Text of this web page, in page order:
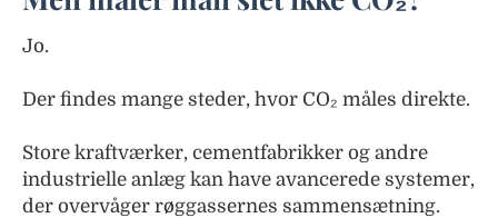
Jo.
Der findes mange steder, hvor CO₂ måles direkte.
Store kraftværker, cementfabrikker og andre
industrielle anlæg kan have avancerede systemer,
der overvåger røggassernes sammensætning.